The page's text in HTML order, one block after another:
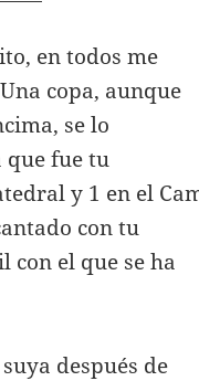
en todos me
copa, aunque
se lo
que fue tu
y 1 en el
con tu
el que se ha
después de